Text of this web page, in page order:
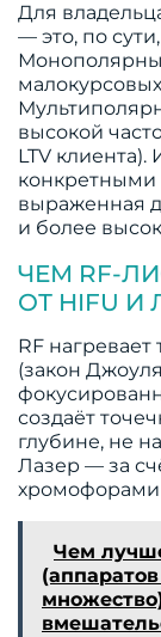
Для
— это, по
высокой
LTV
выраженная
и более
ЧЕМ RF-
ОТ HIFU
RF нагревает
(закон
создаёт
глубине, не
Лазер — за
хромофорами
Чем